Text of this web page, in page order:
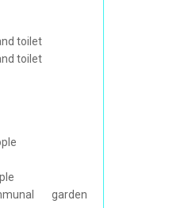
toilet
toilet
garden